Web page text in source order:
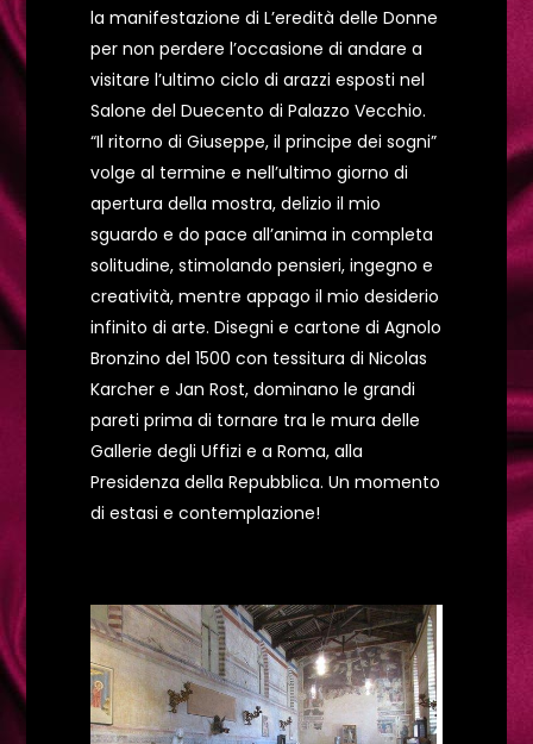
la manifestazione di L’eredità delle Donne
per non perdere l’occasione di andare a
visitare l’ultimo ciclo di arazzi esposti nel
Salone del Duecento di Palazzo Vecchio.
“Il ritorno di Giuseppe, il principe dei sogni”
volge al termine e nell’ultimo giorno di
apertura della mostra, delizio il mio
sguardo e do pace all’anima in completa
solitudine, stimolando pensieri, ingegno e
creatività, mentre appago il mio desiderio
infinito di arte. Disegni e cartone di Agnolo
Bronzino del 1500 con tessitura di Nicolas
Karcher e Jan Rost, dominano le grandi
pareti prima di tornare tra le mura delle
Gallerie degli Uffizi e a Roma, alla
Presidenza della Repubblica. Un momento
di estasi e contemplazione!